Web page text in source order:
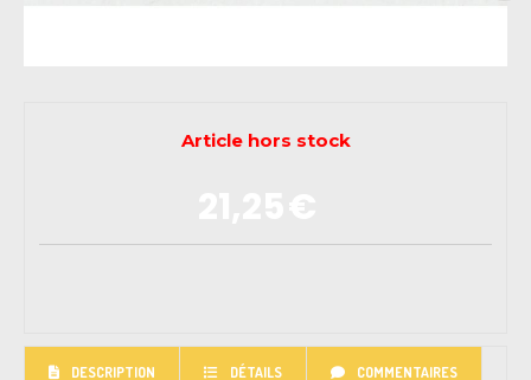
Article hors stock
DESCRIPTION DÉTAILS COMMENTAIRES